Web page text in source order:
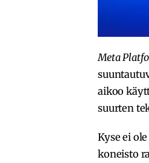
Meta
aikoo
suurten
Kyse ei
koneisto